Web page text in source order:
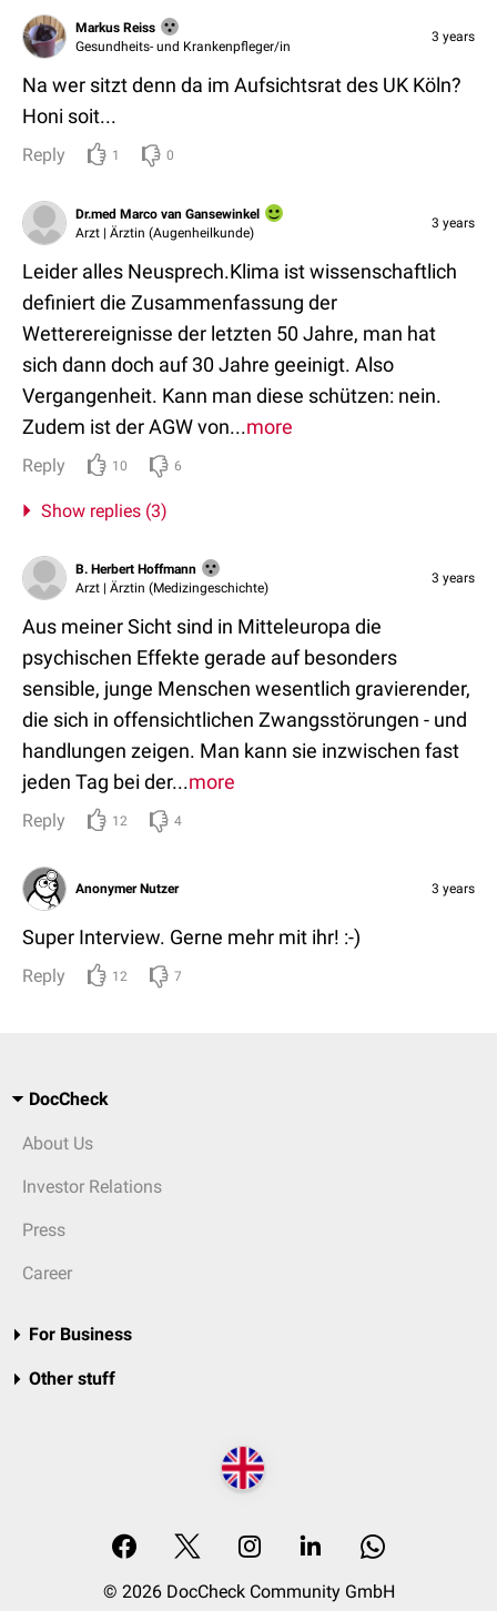
Markus Reiss
Gesundheits- und Krankenpfleger/in
3 years
Na wer sitzt denn da im Aufsichtsrat des UK Köln?
Honi soit...
Reply 1 0
Dr.med Marco van Gansewinkel
Arzt | Ärztin (Augenheilkunde)
3 years
Leider alles Neusprech.Klima ist wissenschaftlich
definiert die Zusammenfassung der
Wetterereignisse der letzten 50 Jahre, man hat
sich dann doch auf 30 Jahre geeinigt. Also
Vergangenheit. Kann man diese schützen: nein.
Zudem ist der AGW von...more
Reply 10 6
Show replies (3)
B. Herbert Hoffmann
Arzt | Ärztin (Medizingeschichte)
3 years
Aus meiner Sicht sind in Mitteleuropa die
psychischen Effekte gerade auf besonders
sensible, junge Menschen wesentlich gravierender,
die sich in offensichtlichen Zwangsstörungen - und
handlungen zeigen. Man kann sie inzwischen fast
jeden Tag bei der...more
Reply 12 4
Anonymer Nutzer 3 years
Super Interview. Gerne mehr mit ihr! :-)
Reply 12 7
DocCheck
About Us
Investor Relations
Press
Career
For Business
Other stuff
© 2026 DocCheck Community GmbH